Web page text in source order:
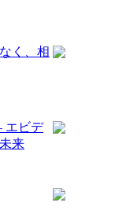
く、相
エビデ
来